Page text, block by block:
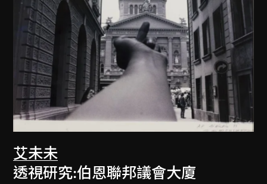
艾未未
透視研究:伯恩聯邦議會大廈